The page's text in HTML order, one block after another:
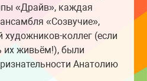
«Драйв», каждая
«Созвучие»,
коллег (если
их живьём!), были
Анатолию